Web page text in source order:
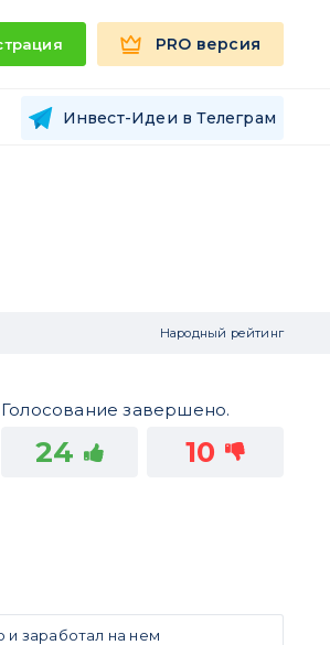
PRO версия
Инвест-Идеи в Телеграм
Народный рейтинг
Голосование завершено.
24 10
и заработал на нем